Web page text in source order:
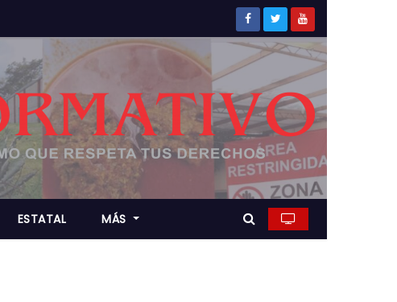
ESTATAL MÁS